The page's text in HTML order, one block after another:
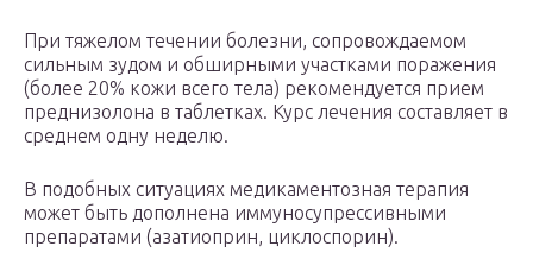
При тяжелом течении болезни, сопровождаемом
сильным зудом и обширными участками поражения
(более 20% кожи всего тела) рекомендуется прием
преднизолона в таблетках. Курс лечения составляет в
среднем одну неделю.
В подобных ситуациях медикаментозная терапия
может быть дополнена иммуносупрессивными
препаратами (азатиоприн, циклоспорин).